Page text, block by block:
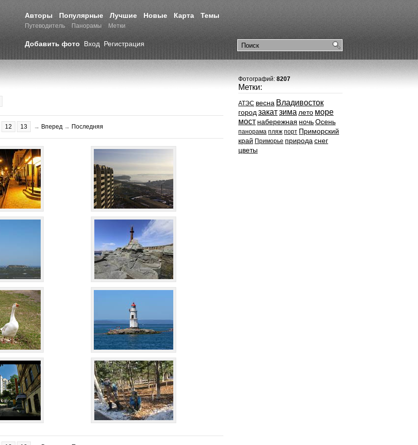
Авторы Популярные Лучшие Новые Карта Темы
Путеводитель Панорамы Метки
Добавить фото Вход Регистрация
12 13 → Вперед → Последняя
Фотографий: 8207
Метки:
АТЭС весна Владивосток
город закатзима лето море
мост набережная ночьОсень
панорама пляж порт Приморский
край Приморье природа снег
цветы